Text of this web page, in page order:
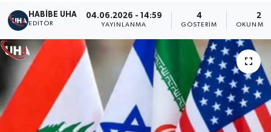
HABİBE UHA
EDITÖR
04.06.2026 - 14:59
YAYINLANMA
4
GÖSTERIM
2
OKUNMA